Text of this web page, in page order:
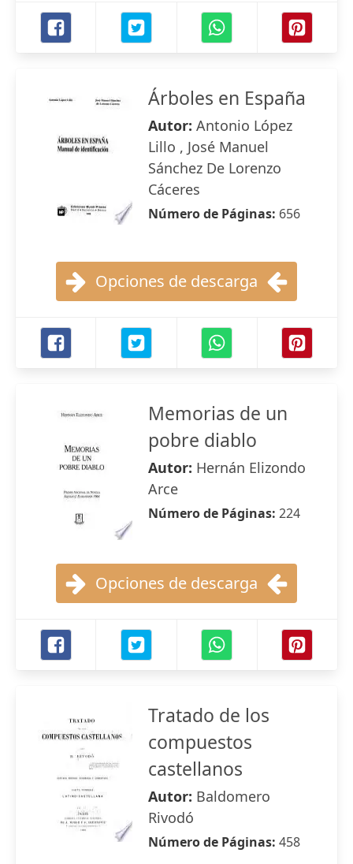
Árboles en España
Autor: Antonio López
Lillo , José Manuel
Sánchez De Lorenzo
Cáceres
Número de Páginas: 656
Opciones de descarga
Memorias de un
pobre diablo
Autor: Hernán Elizondo
Arce
Número de Páginas: 224
Opciones de descarga
Tratado de los
compuestos
castellanos
Autor: Baldomero
Rivodó
Número de Páginas: 458